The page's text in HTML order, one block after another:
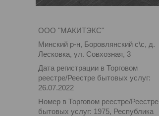
ООО "МАКИТЭКС"
Минский р-н, Боровлянский с\с, д.
Лесковка, ул. Совхозная, 3
Дата регистрации в Торговом
реестре/Реестре бытовых услуг:
26.07.2022
Номер в Торговом реестре/Реестре
бытовых услуг: 1975, Республика